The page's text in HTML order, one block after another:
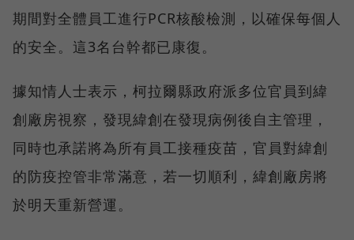
期間對全體員工進行PCR核酸檢測，以確保每個人
的安全。這3名台幹都已康復。
據知情人士表示，柯拉爾縣政府派多位官員到緯
創廠房視察，發現緯創在發現病例後自主管理，
同時也承諾將為所有員工接種疫苗，官員對緯創
的防疫控管非常滿意，若一切順利，緯創廠房將
於明天重新營運。